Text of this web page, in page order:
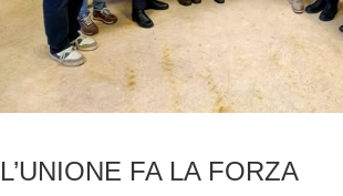
L’UNIONE FA LA FORZA